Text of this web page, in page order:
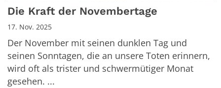
Die Kraft der Novembertage
17. Nov. 2025
Der November mit seinen dunklen Tag und
seinen Sonntagen, die an unsere Toten erinnern,
wird oft als trister und schwermütiger Monat
gesehen. ...